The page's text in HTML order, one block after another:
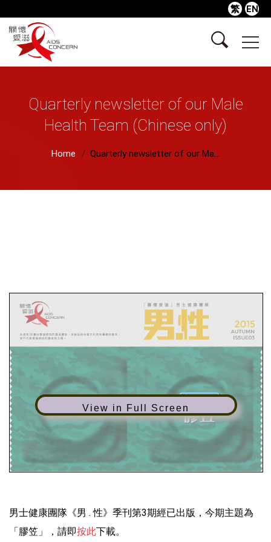
繁 EN
Quarterly newsletter of our Male
Health Team (Chinese only)
Home Quarterly newsletter of our Ma...
View in Full Screen
男士健康團隊《男 . 性》季刊第3期經已出版，今期主題為
「膠笠」，請即按此下載。